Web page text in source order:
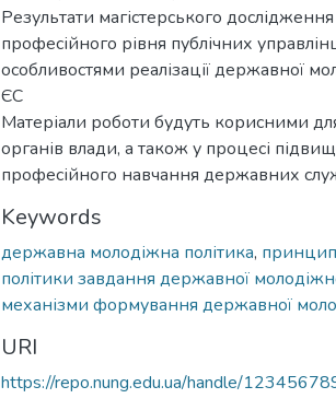
Результати магістерського
професійного рівня публічних
особливостями реалізації державної
ЄС
Матеріали роботи будуть корисними
органів влади, а також у процесі
професійного навчання державних
Keywords
державна молодіжна політика,
політики завдання державної
механізми формування державної
URI
https://repo.nung.edu.ua/handle/